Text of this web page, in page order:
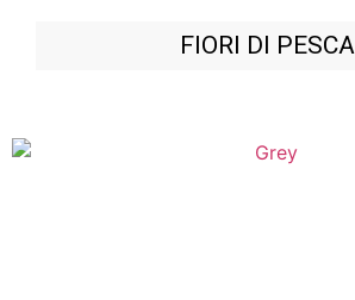
FIORI DI PESCA